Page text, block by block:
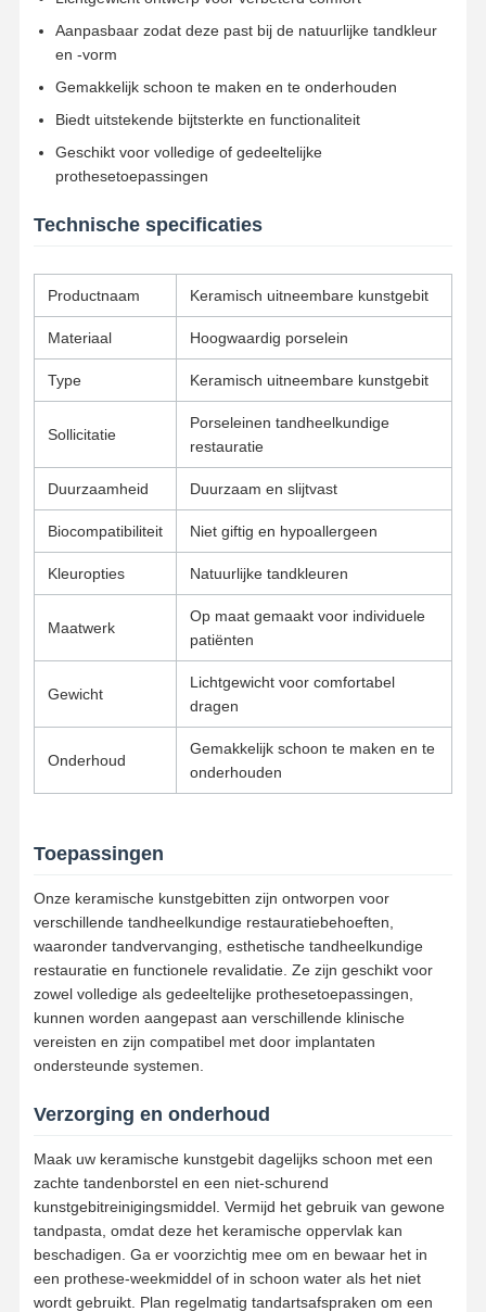
Kwaliteitscont
Role
Ons
Emax fineer
Tandimplant Bar
Porselein gesmolten met metaal
Verwijderbaar orthodontisch apparaat
flexibele gedeeltelijke prothesen
Metalen gedeeltelijke prothese
Volledige acrylprothesen
Tandprecisiegehechtheid
Orthodontische functionele apparaten
Occlusieve spalk
Mondbeschermer
Orthodontische expander
Tandheelkundige implantatoplossingen
Aanpasbaar zodat deze past bij de natuurlijke tandkleur
en -vorm
Gemakkelijk schoon te maken en te onderhouden
Biedt uitstekende bijtsterkte en functionaliteit
Geschikt voor volledige of gedeeltelijke
prothesetoepassingen
Technische specificaties
Productnaam Keramisch uitneembare kunstgebit
Materiaal Hoogwaardig porselein
Type Keramisch uitneembare kunstgebit
Sollicitatie
Porseleinen tandheelkundige
restauratie
Duurzaamheid Duurzaam en slijtvast
Biocompatibiliteit Niet giftig en hypoallergeen
Kleuropties Natuurlijke tandkleuren
Maatwerk
Op maat gemaakt voor individuele
patiënten
Gewicht
Lichtgewicht voor comfortabel
dragen
Onderhoud
Gemakkelijk schoon te maken en te
onderhouden
Toepassingen
Onze keramische kunstgebitten zijn ontworpen voor
verschillende tandheelkundige restauratiebehoeften,
waaronder tandvervanging, esthetische tandheelkundige
restauratie en functionele revalidatie. Ze zijn geschikt voor
zowel volledige als gedeeltelijke prothesetoepassingen,
kunnen worden aangepast aan verschillende klinische
vereisten en zijn compatibel met door implantaten
ondersteunde systemen.
Verzorging en onderhoud
Maak uw keramische kunstgebit dagelijks schoon met een
zachte tandenborstel en een niet-schurend
kunstgebitreinigingsmiddel. Vermijd het gebruik van gewone
tandpasta, omdat deze het keramische oppervlak kan
beschadigen. Ga er voorzichtig mee om en bewaar het in
een prothese-weekmiddel of in schoon water als het niet
wordt gebruikt. Plan regelmatig tandartsafspraken om een ​​